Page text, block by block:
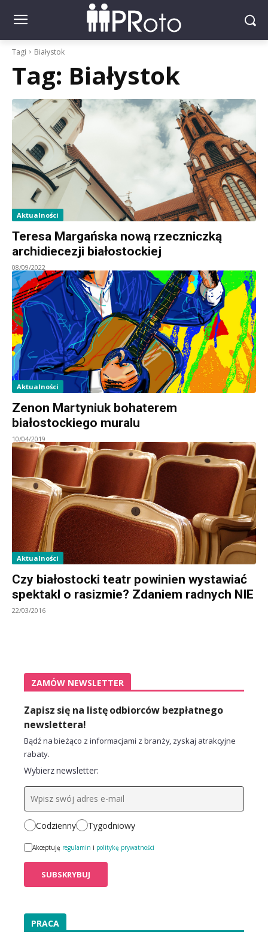
Tagi Białystok
Tag: Białystok
Aktualności
Teresa Margańska nową rzeczniczką
archidiecezji białostockiej
08/09/2022
Aktualności
Zenon Martyniuk bohaterem
białostockiego muralu
10/04/2019
Aktualności
Czy białostocki teatr powinien wystawiać
spektakl o rasizmie? Zdaniem radnych NIE
22/03/2016
ZAMÓW NEWSLETTER
Zapisz się na listę odbiorców bezpłatnego
newslettera!
Bądź na bieżąco z informacjami z branży, zyskaj atrakcyjne
rabaty.
Wybierz newsletter:
Codzienny Tygodniowy
Akceptuję regulamin i politykę prywatności
PRACA